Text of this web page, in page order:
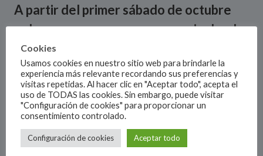
A partir del primer sábado de octubre
volvemos a recuperar un espacio donde
bailar los sábados por la noche sin tener
que salir de nuestra ciudad… un espacio,
que tanto necesitábamos y que por
supuesto y como siempre tiene sus
puertas abiertas a tod@s los amantes
del buen baile (todo salón) que quieran
Cookies
Usamos cookies en nuestro sitio web para brindarle la
experiencia más relevante recordando sus preferencias y
visitas repetidas. Al hacer clic en "Aceptar todo", acepta el
uso de TODAS las cookies. Sin embargo, puede visitar
"Configuración de cookies" para proporcionar un
consentimiento controlado.
Configuración de cookies Aceptar todo